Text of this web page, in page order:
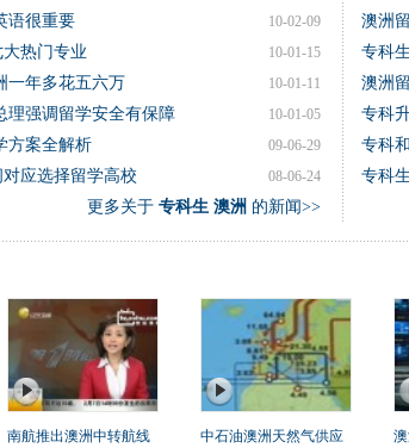
10-02-09
语很重要
10-01-15
热门专业
10-01-11
一年多花五六万
10-01-05
理强调留学安全有保障
09-06-29
方案全解析
08-06-24
应选择留学高校
更多关于 专科生 澳洲 的新闻>>
澳洲
专科
澳洲
专科
专科
专科
南航推出澳洲中转航线
中石油澳洲天然气供应